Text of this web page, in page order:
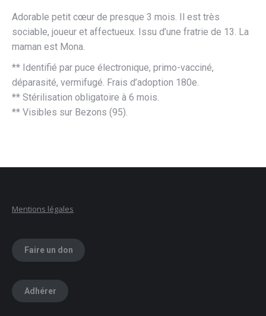
Adorable petit cœur de presque 3 mois. Il est très
sociable, joueur et affectueux. Issu d’une fratrie de 13. La
maman est Mona.
** Identifié par puce électronique, primo-vacciné,
déparasité, vermifugé. Frais d’adoption 180e.
** Stérilisation obligatoire à 6 mois.
** Visibles sur Bezons (95).
Mentions légales
Faire un don
Adhérer